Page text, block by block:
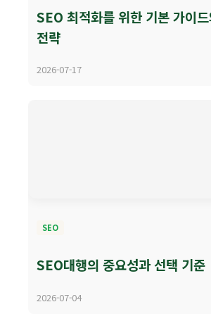
SEO 최적화를 위한 기본 가이
전략
2026-07-17
SEO
SEO대행의 중요성과 선택 기준
2026-07-04